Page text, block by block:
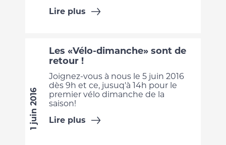
Lire plus
Les «Vélo-dimanche» sont de
retour !
Joignez-vous à nous le 5 juin 2016
dès 9h et ce, jusuq'à 14h pour le
premier vélo dimanche de la
saison!
Lire plus
1 juin 2016